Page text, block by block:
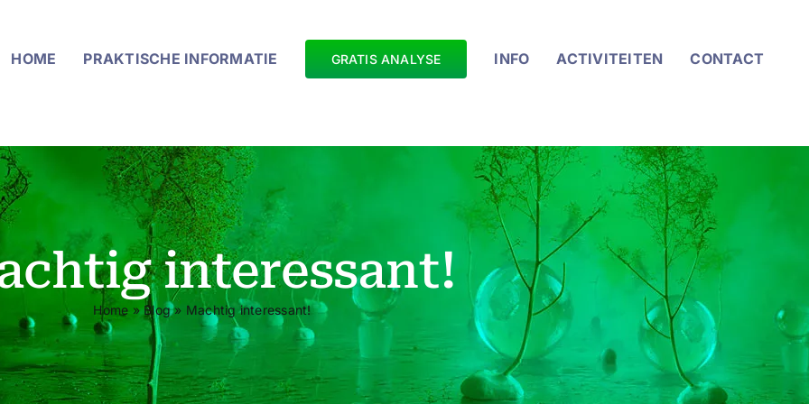
HOME PRAKTISCHE INFORMATIE GRATIS ANALYSE INFO ACTIVITEITEN CONTACT
interessant!
Home »Blog» Machtig interessant!